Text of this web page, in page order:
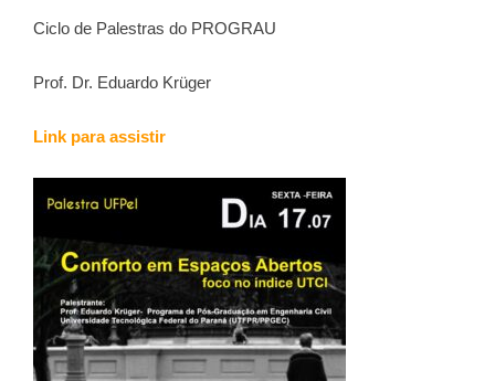
Ciclo de Palestras do PROGRAU
Prof. Dr. Eduardo Krüger
Link para assistir